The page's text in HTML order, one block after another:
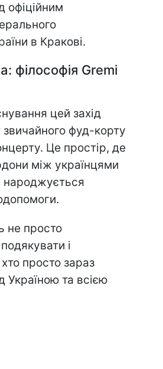
офіційним
в Кракові.
філософія Gremi
цей захід
фуд-корту
Це простір, де
між українцями
народжується
не просто
і
просто зараз
Україною та всією